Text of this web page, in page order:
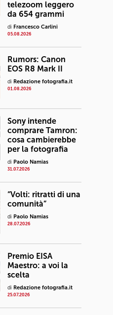
telezoom leggero
da 654 grammi
di Francesco Carlini
05.08.2026
Rumors: Canon
EOS R8 Mark II
di Redazione fotografia.it
01.08.2026
Sony intende
comprare Tamron:
cosa cambierebbe
per la fotografia
di Paolo Namias
31.07.2026
“Volti: ritratti di una
comunità”
di Paolo Namias
28.07.2026
Premio EISA
Maestro: a voi la
scelta
di Redazione fotografia.it
25.07.2026